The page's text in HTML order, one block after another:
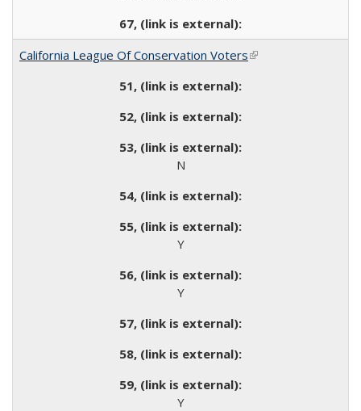
California League Of Conservation Voters(link is external)
N
Y
Y
Y